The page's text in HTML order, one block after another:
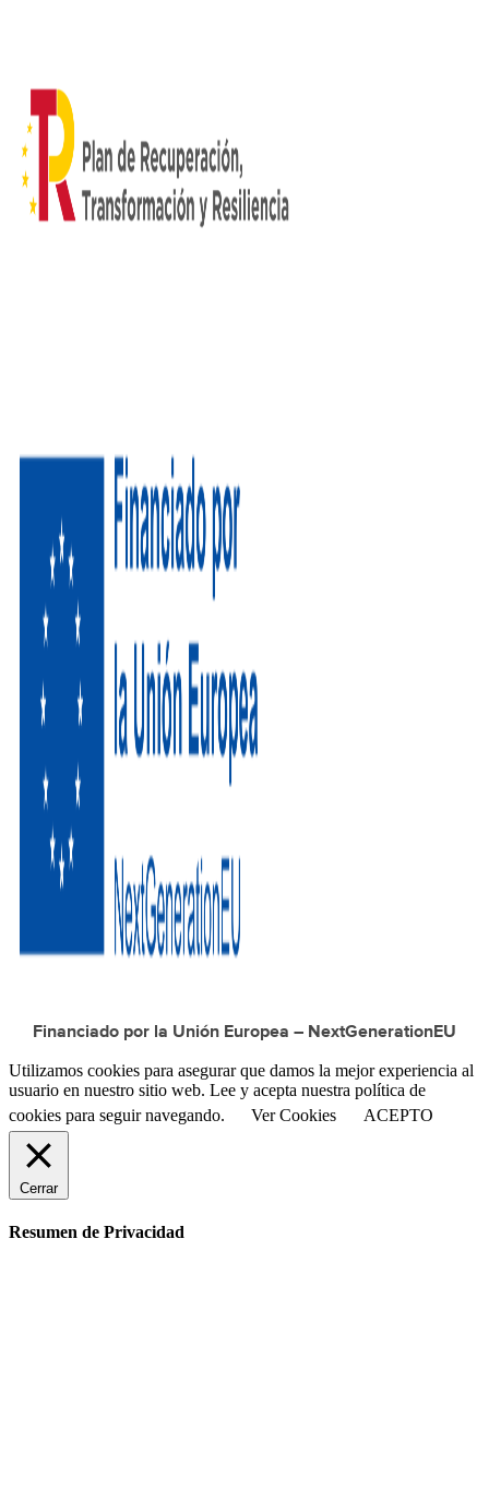
Financiado por la Unión Europea – NextGenerationEU
Utilizamos cookies para asegurar que damos la mejor experiencia al
usuario en nuestro sitio web. Lee y acepta nuestra política de
cookies para seguir navegando.
Ver Cookies ACEPTO
Cerrar
Resumen de Privacidad